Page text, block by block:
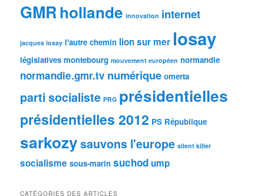
GMRhollande innovation internet
jacques losay l'autre chemin lion sur mer losay
législatives montebourg mouvement européen normandie
normandie.gmr.tv numérique omerta
parti socialiste PRG présidentielles
présidentielles 2012 PS République
sarkozysauvons l'europe silent killer
socialisme sous-marin suchodump
CATÉGORIES DES ARTICLES